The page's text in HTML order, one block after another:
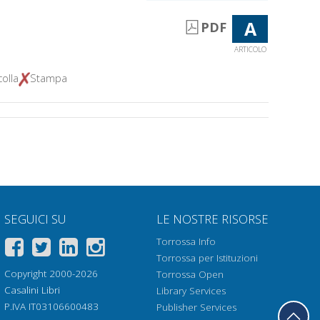
Stampa
PDF A
ARTICOLO
SEGUICI SU
Copyright 2000-2026
Casalini Libri
P.IVA IT03106600483
LE NOSTRE RISORSE
Torrossa Info
Torrossa per Istituzioni
Torrossa Open
Library Services
Publisher Services